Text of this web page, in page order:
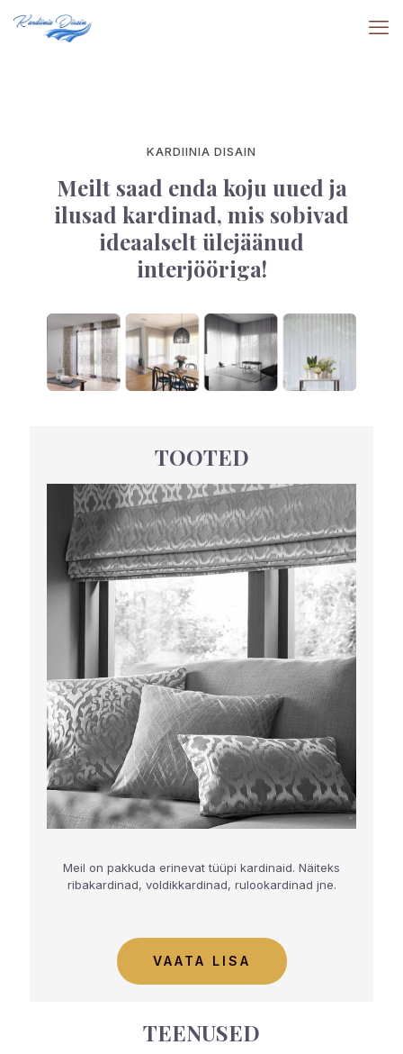
KARDIINIA DISAIN
Meilt saad enda koju uued ja
ilusad kardinad, mis sobivad
ideaalselt ülejäänud
interjööriga!
TOOTED
Meil on pakkuda erinevat tüüpi kardinaid. Näiteks
ribakardinad, voldikkardinad, rulookardinad jne.
VAATA LISA
TEENUSED